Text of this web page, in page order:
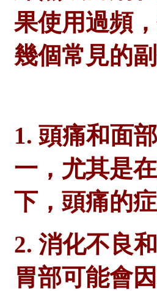
果使用過頻
幾個常見的
1. 頭痛和面
一，尤其是
下，頭痛的
2. 消化不良
胃部可能會